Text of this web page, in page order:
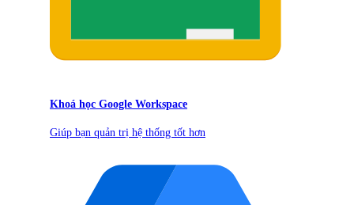
Khoá học Google Workspace
Giúp bạn quản trị hệ thống tốt hơn